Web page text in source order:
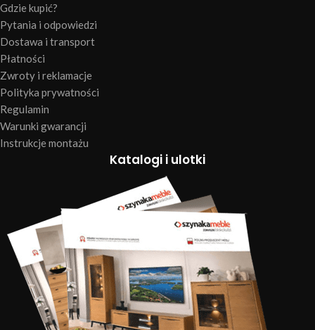
Gdzie kupić?
Pytania i odpowiedzi
Dostawa i transport
Płatności
Zwroty i reklamacje
Polityka prywatności
Regulamin
Warunki gwarancji
Instrukcje montażu
Katalogi i ulotki